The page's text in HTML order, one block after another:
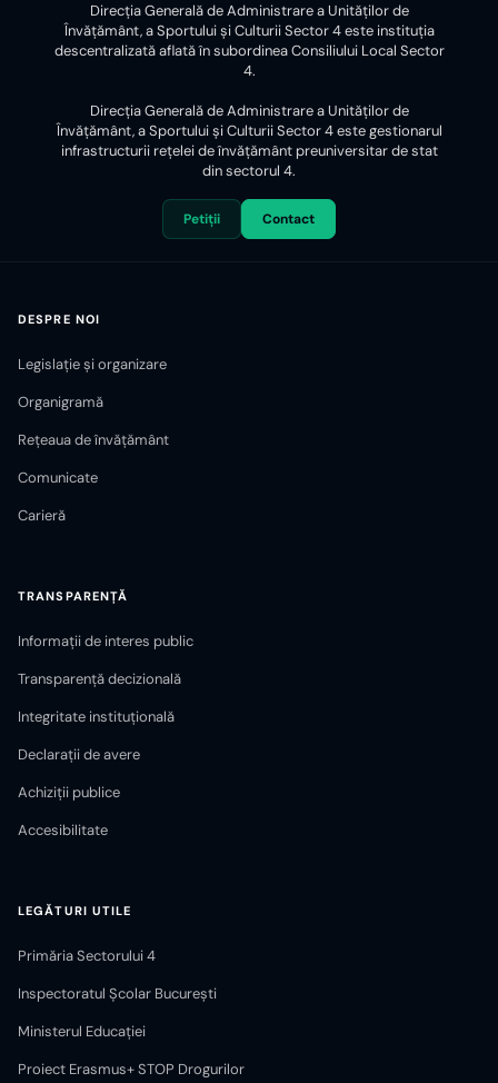
Direcția Generală de Administrare a Unităților de
Învățământ, a Sportului și Culturii Sector 4 este instituția
descentralizată aflată în subordinea Consiliului Local Sector
4.
Direcția Generală de Administrare a Unităților de
Învățământ, a Sportului și Culturii Sector 4 este gestionarul
infrastructurii reţelei de învăţământ preuniversitar de stat
din sectorul 4.
Petiții Contact
DESPRE NOI
Legislație și organizare
Organigramă
Rețeaua de învățământ
Comunicate
Carieră
TRANSPARENȚĂ
Informații de interes public
Transparență decizională
Integritate instituțională
Declarații de avere
Achiziții publice
Accesibilitate
LEGĂTURI UTILE
Primăria Sectorului 4
Inspectoratul Școlar București
Ministerul Educației
Proiect Erasmus+ STOP Drogurilor